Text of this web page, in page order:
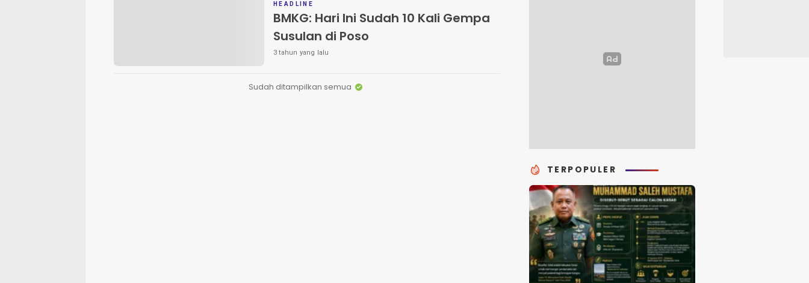
HEADLINE
BMKG: Hari Ini Sudah 10 Kali Gempa
Susulan di Poso
3 tahun yang lalu
Sudah ditampilkan semua
TERPOPULER